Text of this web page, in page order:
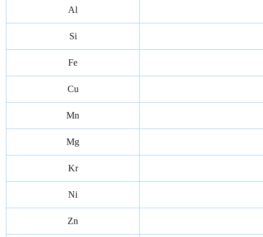
Al
Si
Fe
Cu
Mn
Mg
Kr
Ni
Zn